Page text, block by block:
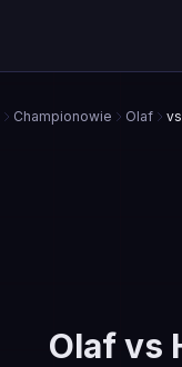
Championowie Olaf
Olafvs